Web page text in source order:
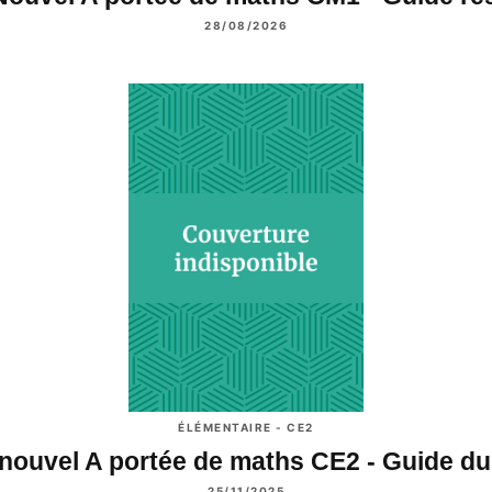
28/08/2026
ÉLÉMENTAIRE - CE2
A portée de maths CE2 - Guide